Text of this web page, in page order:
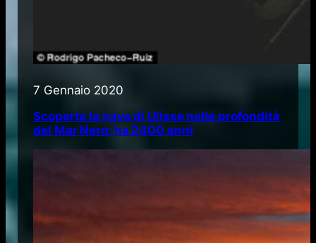
7 Gennaio 2020
Scoperta la nave di Ulisse nelle profondità
del Mar Nero: ha 2400 anni